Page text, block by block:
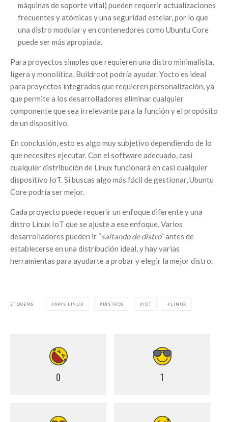
máquinas de soporte vital) pueden requerir actualizaciones
frecuentes y atómicas y una seguridad estelar, por lo que
una distro modular y en contenedores como Ubuntu Core
puede ser más apropiada.
Para proyectos simples que requieren una distro minimalista,
ligera y monolítica, Buildroot podría ayudar. Yocto es ideal
para proyectos integrados que requieren personalización, ya
que permite a los desarrolladores eliminar cualquier
componente que sea irrelevante para la función y el propósito
de un dispositivo.
En conclusión, esto es algo muy subjetivo dependiendo de lo
que necesites ejecutar. Con el software adecuado, casi
cualquier distribución de Linux funcionará en casi cualquier
dispositivo IoT. Si buscas algo más fácil de gestionar, Ubuntu
Core podría ser mejor.
Cada proyecto puede requerir un enfoque diferente y una
distro Linux IoT que se ajuste a ese enfoque. Varios
desarrolladores pueden ir “saltando de distro” antes de
establecerse en una distribución ideal, y hay varias
herramientas para ayudarte a probar y elegir la mejor distro.
ETIQUETAS APPS LINUX DISTROS IOT LINUX
0 1